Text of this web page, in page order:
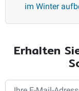
im Winter
Erhalten